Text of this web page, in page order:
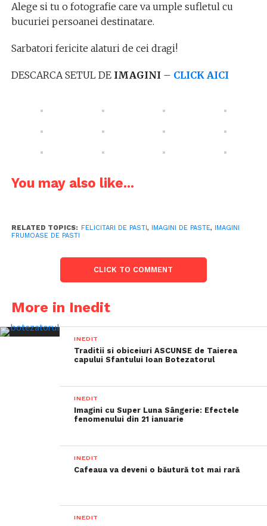
Alege si tu o fotografie care va umple sufletul cu
bucuriei persoanei destinatare.
Sarbatori fericite alaturi de cei dragi!
DESCARCA SETUL DE IMAGINI – CLICK AICI
You may also like...
RELATED TOPICS: FELICITARI DE PASTI, IMAGINI DE PASTE, IMAGINI
FRUMOASE DE PASTI
CLICK TO COMMENT
More in Inedit
INEDIT
Traditii si obiceiuri ASCUNSE de Taierea
capului Sfantului Ioan Botezatorul
INEDIT
Imagini cu Super Luna Sângerie: Efectele
fenomenului din 21 ianuarie
INEDIT
Cafeaua va deveni o băutură tot mai rară
INEDIT